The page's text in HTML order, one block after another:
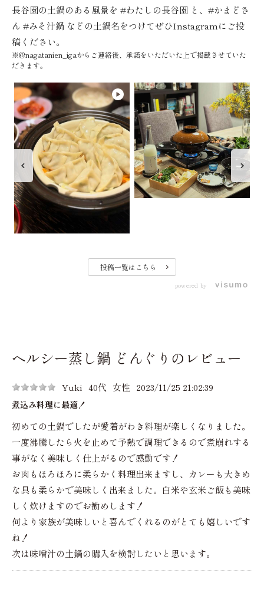
長谷園の土鍋のある風景を #わたしの長谷園 と、#かまどさ
ん #みそ汁鍋 などの土鍋名をつけてぜひInstagramにご投
稿ください。
※@nagatanien_igaからご連絡後、承諾をいただいた上で掲載させていた
だきます。
投稿一覧はこちら
powered by
ヘルシー蒸し鍋 どんぐりのレビュー
Yuki 40代 女性 2023/11/25 21:02:39
煮込み料理に最適！
初めての土鍋でしたが愛着がわき料理が楽しくなりました。
一度沸騰したら火を止めて予熱で調理できるので煮崩れする
事がなく美味しく仕上がるので感動です！
お肉もほろほろに柔らかく料理出来ますし、カレーも大きめ
な具も柔らかで美味しく出来ました。白米や玄米ご飯も美味
しく炊けますのでお勧めします！
何より家族が美味しいと喜んでくれるのがとても嬉しいです
ね！
次は味噌汁の土鍋の購入を検討したいと思います。